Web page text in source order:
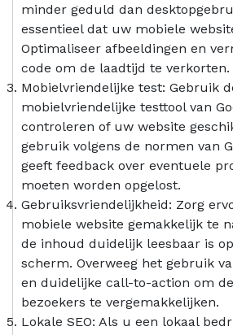
minder geduld dan
essentieel dat uw mobiele
Optimaliseer afbeeldingen en
code om de laadtijd te verkorten.
Mobielvriendelijke test: Gebruik
mobielvriendelijke testtool van
controleren of uw website
gebruik volgens de normen van
geeft feedback over eventuele
moeten worden opgelost.
Gebruiksvriendelijkheid: Zorg
mobiele website gemakkelijk te
de inhoud duidelijk leesbaar is
scherm. Overweeg het gebruik
en duidelijke call-to-action om
bezoekers te vergemakkelijken.
Lokale SEO: Als u een lokaal